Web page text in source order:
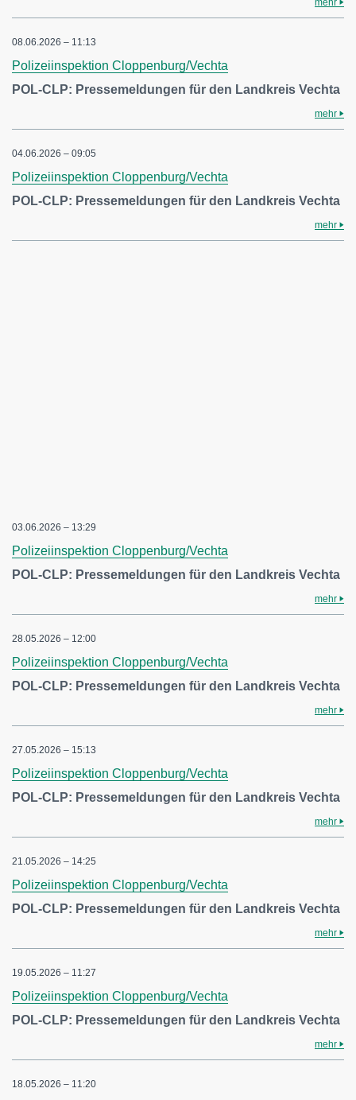
mehr
08.06.2026 – 11:13
Polizeiinspektion Cloppenburg/Vechta
POL-CLP: Pressemeldungen für den Landkreis Vechta
mehr
04.06.2026 – 09:05
Polizeiinspektion Cloppenburg/Vechta
POL-CLP: Pressemeldungen für den Landkreis Vechta
mehr
03.06.2026 – 13:29
Polizeiinspektion Cloppenburg/Vechta
POL-CLP: Pressemeldungen für den Landkreis Vechta
mehr
28.05.2026 – 12:00
Polizeiinspektion Cloppenburg/Vechta
POL-CLP: Pressemeldungen für den Landkreis Vechta
mehr
27.05.2026 – 15:13
Polizeiinspektion Cloppenburg/Vechta
POL-CLP: Pressemeldungen für den Landkreis Vechta
mehr
21.05.2026 – 14:25
Polizeiinspektion Cloppenburg/Vechta
POL-CLP: Pressemeldungen für den Landkreis Vechta
mehr
19.05.2026 – 11:27
Polizeiinspektion Cloppenburg/Vechta
POL-CLP: Pressemeldungen für den Landkreis Vechta
mehr
18.05.2026 – 11:20